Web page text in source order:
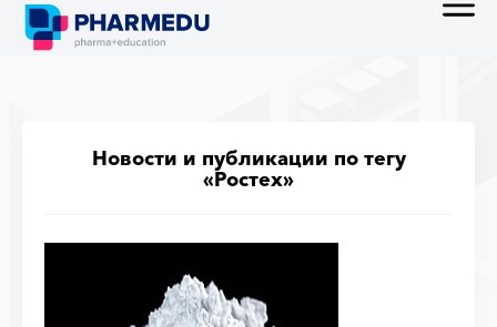
Новости и публикации по тегу
«Ростех»